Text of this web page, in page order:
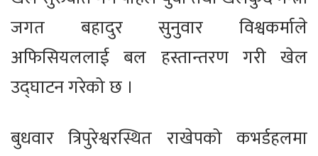
जगत बहादुर सुनुवार विश्वकर्माले
अफिसियललाई बल हस्तान्तरण गरी खेल
उद्घाटन गरेको छ ।
बुधवार त्रिपुरेश्वरस्थित राखेपको कभर्डहलमा